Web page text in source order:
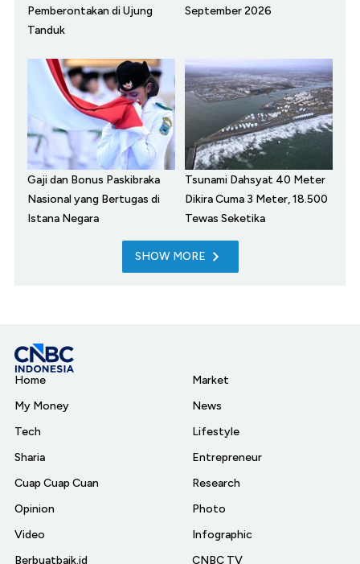
Pemberontakan di Ujung
Tanduk
September 2026
Gaji dan Bonus Paskibraka
Nasional yang Bertugas di
Istana Negara
Tsunami Dahsyat 40 Meter
Dikira Cuma 3 Meter, 18.500
Tewas Seketika
SHOW MORE
Home
My Money
Tech
Sharia
Cuap Cuap Cuan
Opinion
Video
Berbuatbaik.id
Market
News
Lifestyle
Entrepreneur
Research
Photo
Infographic
CNBC TV